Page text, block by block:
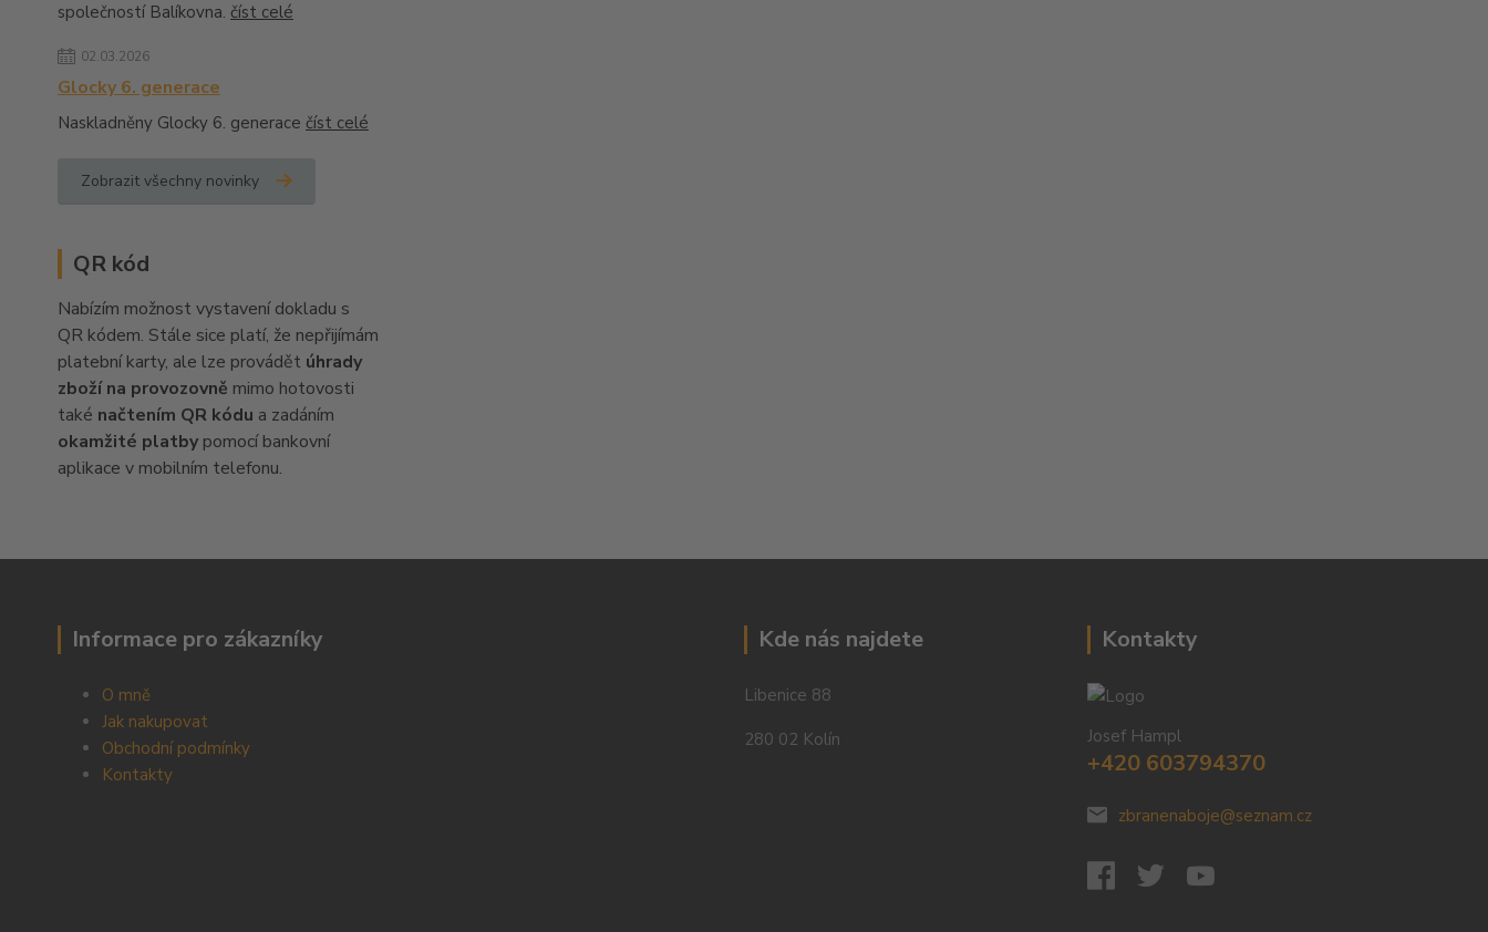
společností Balíkovna. číst celé
02.03.2026
Glocky 6. generace
Naskladněny Glocky 6. generace číst celé
Zobrazit všechny novinky
QR kód
Nabízím možnost vystavení dokladu s
QR kódem. Stále sice platí, že nepřijímám
platební karty, ale lze provádět úhrady
zboží na provozovně mimo hotovosti
také načtením QR kódu a zadáním
okamžité platby pomocí bankovní
aplikace v mobilním telefonu.
Informace pro zákazníky
O mně
Jak nakupovat
Obchodní podmínky
Kontakty
Kde nás najdete
Libenice 88
280 02 Kolín
Kontakty
Josef Hampl
+420 603794370
zbranenaboje@seznam.cz